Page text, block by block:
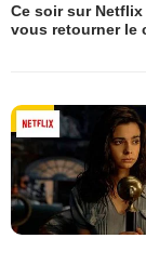
Ce soir sur
vous retourner le